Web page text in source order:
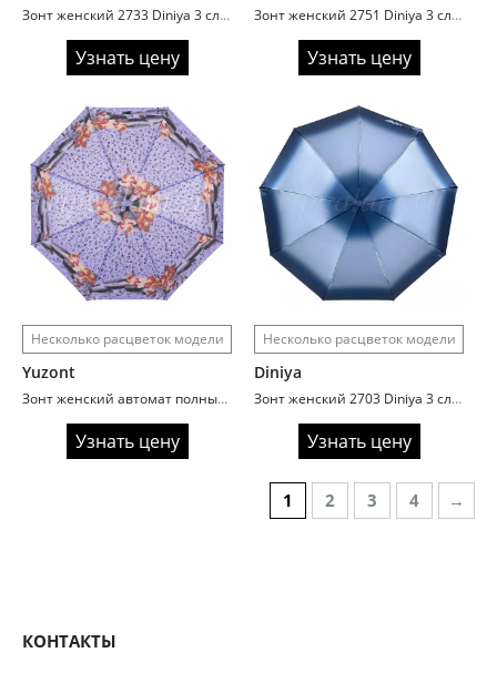
Зонт женский 2733 Diniya 3 сл с/а 8 спиц нейлон
Узнать цену
Зонт женский 2751 Diniya 3 сл с/а 9 спиц газета
Узнать цену
Несколько расцветок модели
Yuzont
Зонт женский автомат полный Yuzont 2065 нейлон
Узнать цену
Несколько расцветок модели
Diniya
Зонт женский 2703 Diniya 3 сл с/а 9 спиц сатин градиент
Узнать цену
1 2 3 4 →
КОНТАКТЫ